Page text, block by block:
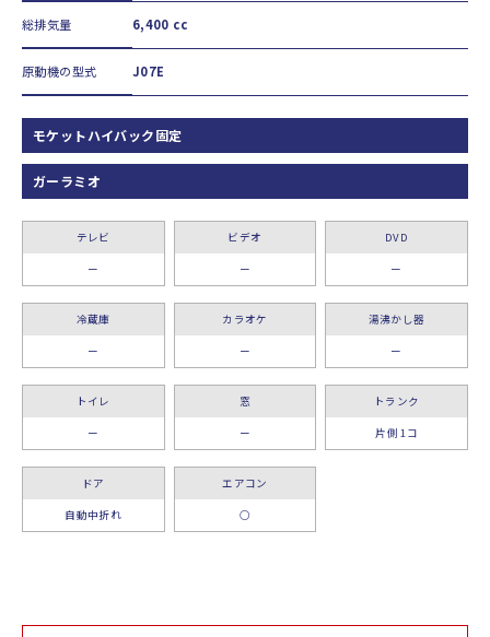
総排気量 6,400 cc
原動機の型式 J07E
モケットハイバック固定
ガーラミオ
テレビ
ー
ビデオ
ー
DVD
ー
冷蔵庫
ー
カラオケ
ー
湯沸かし器
ー
トイレ
ー
窓
ー
トランク
片側 1コ
ドア
自動中折れ
エアコン
○